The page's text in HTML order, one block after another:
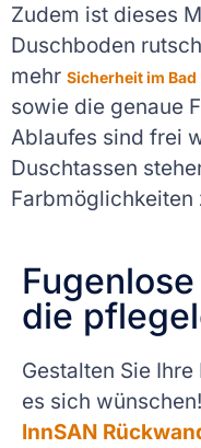
Zudem ist dieses
Duschboden
mehr Sicherheit im Bad
sowie die genaue
Ablaufes sind frei
Duschtassen
Farbmöglichkeiten
die
Gestalten Sie
es sich
InnSAN